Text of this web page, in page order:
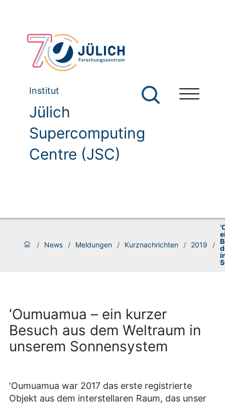
Institut
Jülich
Supercomputing
Centre (JSC)
/ News / Meldungen / Kurznachrichten / 2019 /
‘Oumuamua – ein kurzer
Besuch aus dem Weltraum in
unserem Sonnensystem
‘Oumuamua war 2017 das erste registrierte
Objekt aus dem interstellaren Raum, das unser